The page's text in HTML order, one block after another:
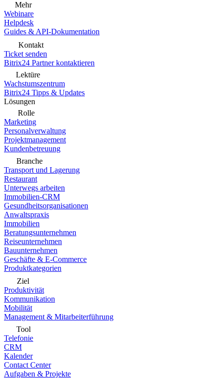
Mehr
Webinare
Helpdesk
Guides & API-Dokumentation
Kontakt
Ticket senden
Bitrix24 Partner kontaktieren
Lektüre
Wachstumszentrum
Bitrix24 Tipps & Updates
Lösungen
Rolle
Marketing
Personalverwaltung
Projektmanagement
Kundenbetreuung
Branche
Transport und Lagerung
Restaurant
Unterwegs arbeiten
Immobilien-CRM
Gesundheitsorganisationen
Anwaltspraxis
Immobilien
Beratungsunternehmen
Reiseunternehmen
Bauunternehmen
Geschäfte & E-Commerce
Produktkategorien
Ziel
Produktivität
Kommunikation
Mobilität
Management & Mitarbeiterführung
Tool
Telefonie
CRM
Kalender
Contact Center
Aufgaben & Projekte